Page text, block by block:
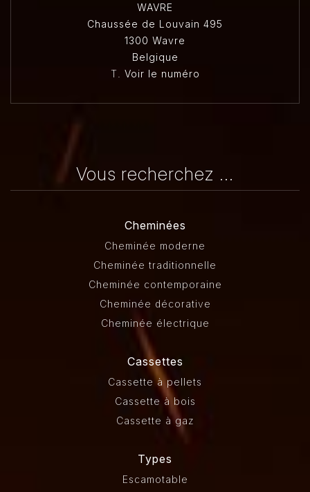
WAVRE
Chaussée de Louvain 495
1300 Wavre
Belgique
T. Voir le numéro
Vous recherchez ...
Cheminées
Cheminée moderne
Cheminée traditionnelle
Cheminée contemporaine
Cheminée décorative
Cheminée électrique
Cassettes
Cassette à pellets
Cassette à bois
Cassette à gaz
Types
Escamotable